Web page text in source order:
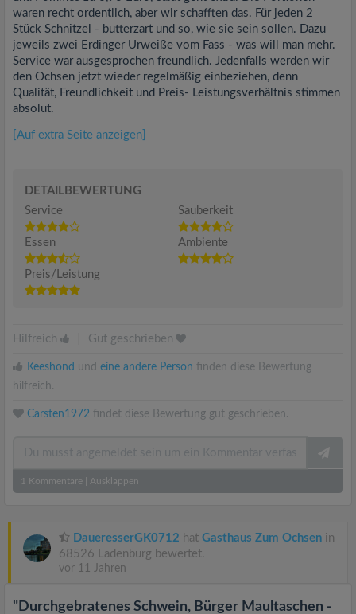
waren recht ordentlich, aber wir schafften das. Für jeden 2
Stück Schnitzel - butterzart und so, wie sie sein sollen. Dazu
jeweils zwei Erdinger Urweiße vom Fass - was will man mehr.
Service war ausgesprochen freundlich. Jedenfalls werden wir
den Ochsen jetzt wieder regelmäßig einbeziehen, denn
Qualität, Freundlichkeit und Preis- Leistungsverhältnis stimmen
absolut.
[Auf extra Seite anzeigen]
DETAILBEWERTUNG
Service
Sauberkeit
Essen Ambiente
Preis/Leistung
Hilfreich Gut geschrieben
Keeshond und eine andere Person finden diese Bewertung
hilfreich.
Carsten1972 findet diese Bewertung gut geschrieben.
1 Kommentare Ausklappen
DaueresserGK0712 hat Gasthaus Zum Ochsen in
68526 Ladenburg bewertet.
vor 11 Jahren
"Durchgebratenes Schwein, Bürger Maultaschen -